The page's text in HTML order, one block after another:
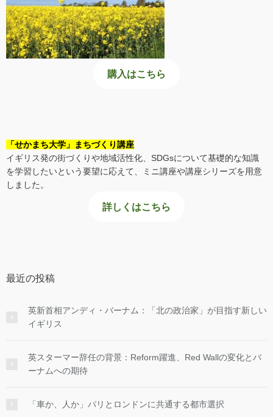
購入はこちら
「せかまち大学」まちづくり講座
イギリス発の街づくりや地域活性化、SDGsについて基礎的な知識
を学習したいという要望に応えて、ミニ講座や講座シリーズを用意
しました。
詳しくはこちら
最近の投稿
英新首相アンディ・バーナム：「北の政治家」が目指す新しい
イギリス
英スターマー辞任の背景：Reform躍進、Red Wallの変化とバ
ーナムへの期待
「車か、人か」パリとロンドンに共通する都市選択